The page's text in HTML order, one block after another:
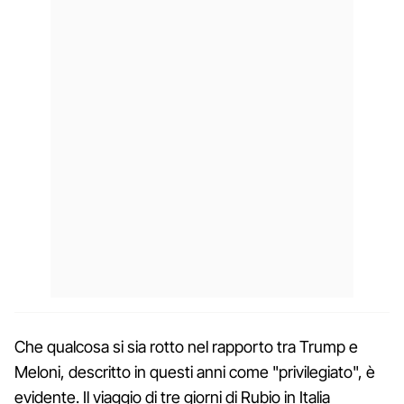
Che qualcosa si sia rotto nel rapporto tra Trump e
Meloni, descritto in questi anni come "privilegiato", è
evidente. Il viaggio di tre giorni di Rubio in Italia